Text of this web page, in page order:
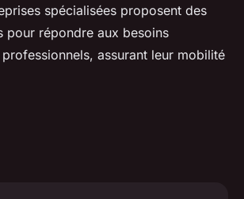
spécialisées proposent des
pour répondre aux besoins
assurant leur mobilité